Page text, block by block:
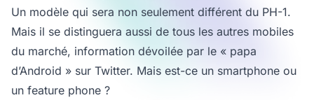
Un modèle qui sera non seulement différent du PH-1.
Mais il se distinguera aussi de tous les autres mobiles
du marché, information dévoilée par le « papa
d’Android » sur Twitter. Mais est-ce un smartphone ou
un feature phone ?